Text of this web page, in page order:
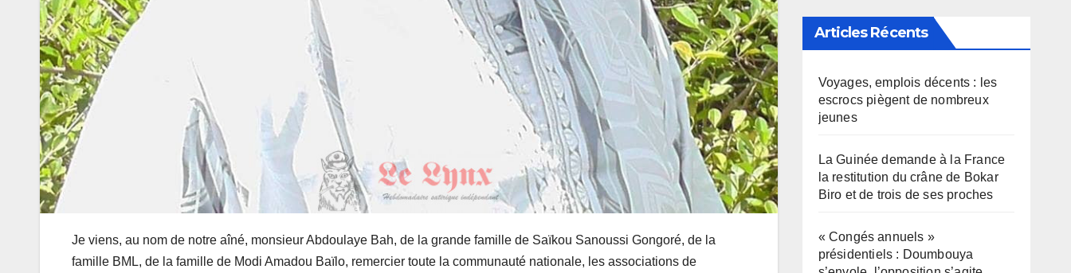
Je viens, au nom de notre aîné, monsieur Abdoulaye Bah, de la grande famille de Saïkou Sanoussi Gongoré, de la
famille BML, de la famille de Modi Amadou Baïlo, remercier toute la communauté nationale, les associations de
Articles Récents
Voyages, emplois décents : les
escrocs piègent de nombreux
jeunes
La Guinée demande à la France
la restitution du crâne de Bokar
Biro et de trois de ses proches
« Congés annuels »
présidentiels : Doumbouya